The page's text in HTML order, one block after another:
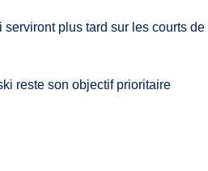
plus tard sur les courts de
reste son objectif prioritaire